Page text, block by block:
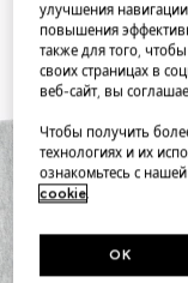
улучшения
повышения
также для того,
своих страницах в
веб-сайт, вы
Чтобы получить
технологиях и их
ознакомьтесь с нашей
cookie.
OK